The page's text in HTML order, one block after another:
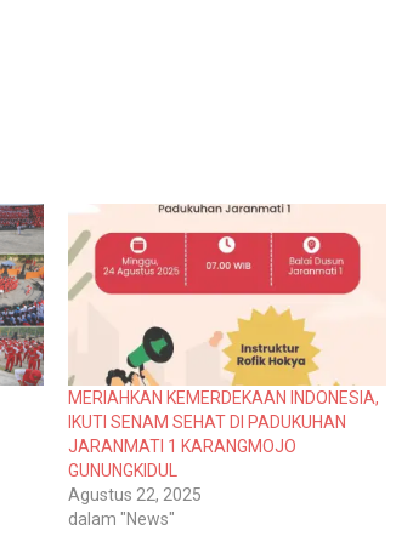
MERIAHKAN KEMERDEKAAN INDONESIA,
IKUTI SENAM SEHAT DI PADUKUHAN
JARANMATI 1 KARANGMOJO
GUNUNGKIDUL
Agustus 22, 2025
dalam "News"